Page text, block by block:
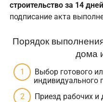
строительство за 14 дней
подписание акта
Порядок
дома
Выбор готового
индивидуального
Приезд рабочих и